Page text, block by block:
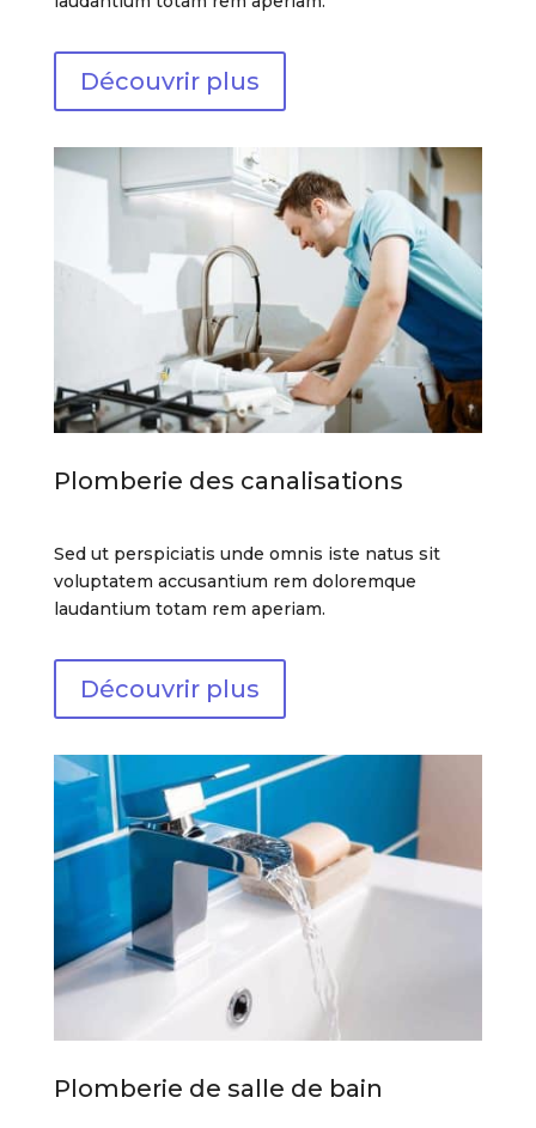
Découvrir plus
Plomberie des canalisations
Sed ut perspiciatis unde omnis iste natus sit
voluptatem accusantium rem doloremque
laudantium totam rem aperiam.
Découvrir plus
Plomberie de salle de bain